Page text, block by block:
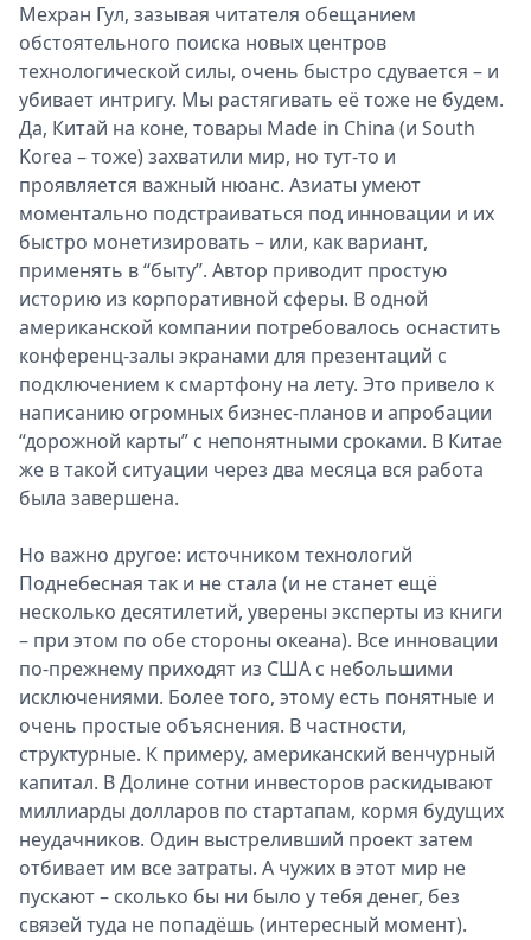
Мехран Гул, зазывая читателя обещанием
обстоятельного поиска новых центров
технологической силы, очень быстро сдувается – и
убивает интригу. Мы растягивать её тоже не будем.
Да, Китай на коне, товары Made in China (и South
Korea – тоже) захватили мир, но тут-то и
проявляется важный нюанс. Азиаты умеют
моментально подстраиваться под инновации и их
быстро монетизировать – или, как вариант,
применять в “быту”. Автор приводит простую
историю из корпоративной сферы. В одной
американской компании потребовалось оснастить
конференц-залы экранами для презентаций с
подключением к смартфону на лету. Это привело к
написанию огромных бизнес-планов и апробации
“дорожной карты” с непонятными сроками. В Китае
же в такой ситуации через два месяца вся работа
была завершена.
Но важно другое: источником технологий
Поднебесная так и не стала (и не станет ещё
несколько десятилетий, уверены эксперты из книги
– при этом по обе стороны океана). Все инновации
по-прежнему приходят из США с небольшими
исключениями. Более того, этому есть понятные и
очень простые объяснения. В частности,
структурные. К примеру, американский венчурный
капитал. В Долине сотни инвесторов раскидывают
миллиарды долларов по стартапам, кормя будущих
неудачников. Один выстреливший проект затем
отбивает им все затраты. А чужих в этот мир не
пускают – сколько бы ни было у тебя денег, без
связей туда не попадёшь (интересный момент).